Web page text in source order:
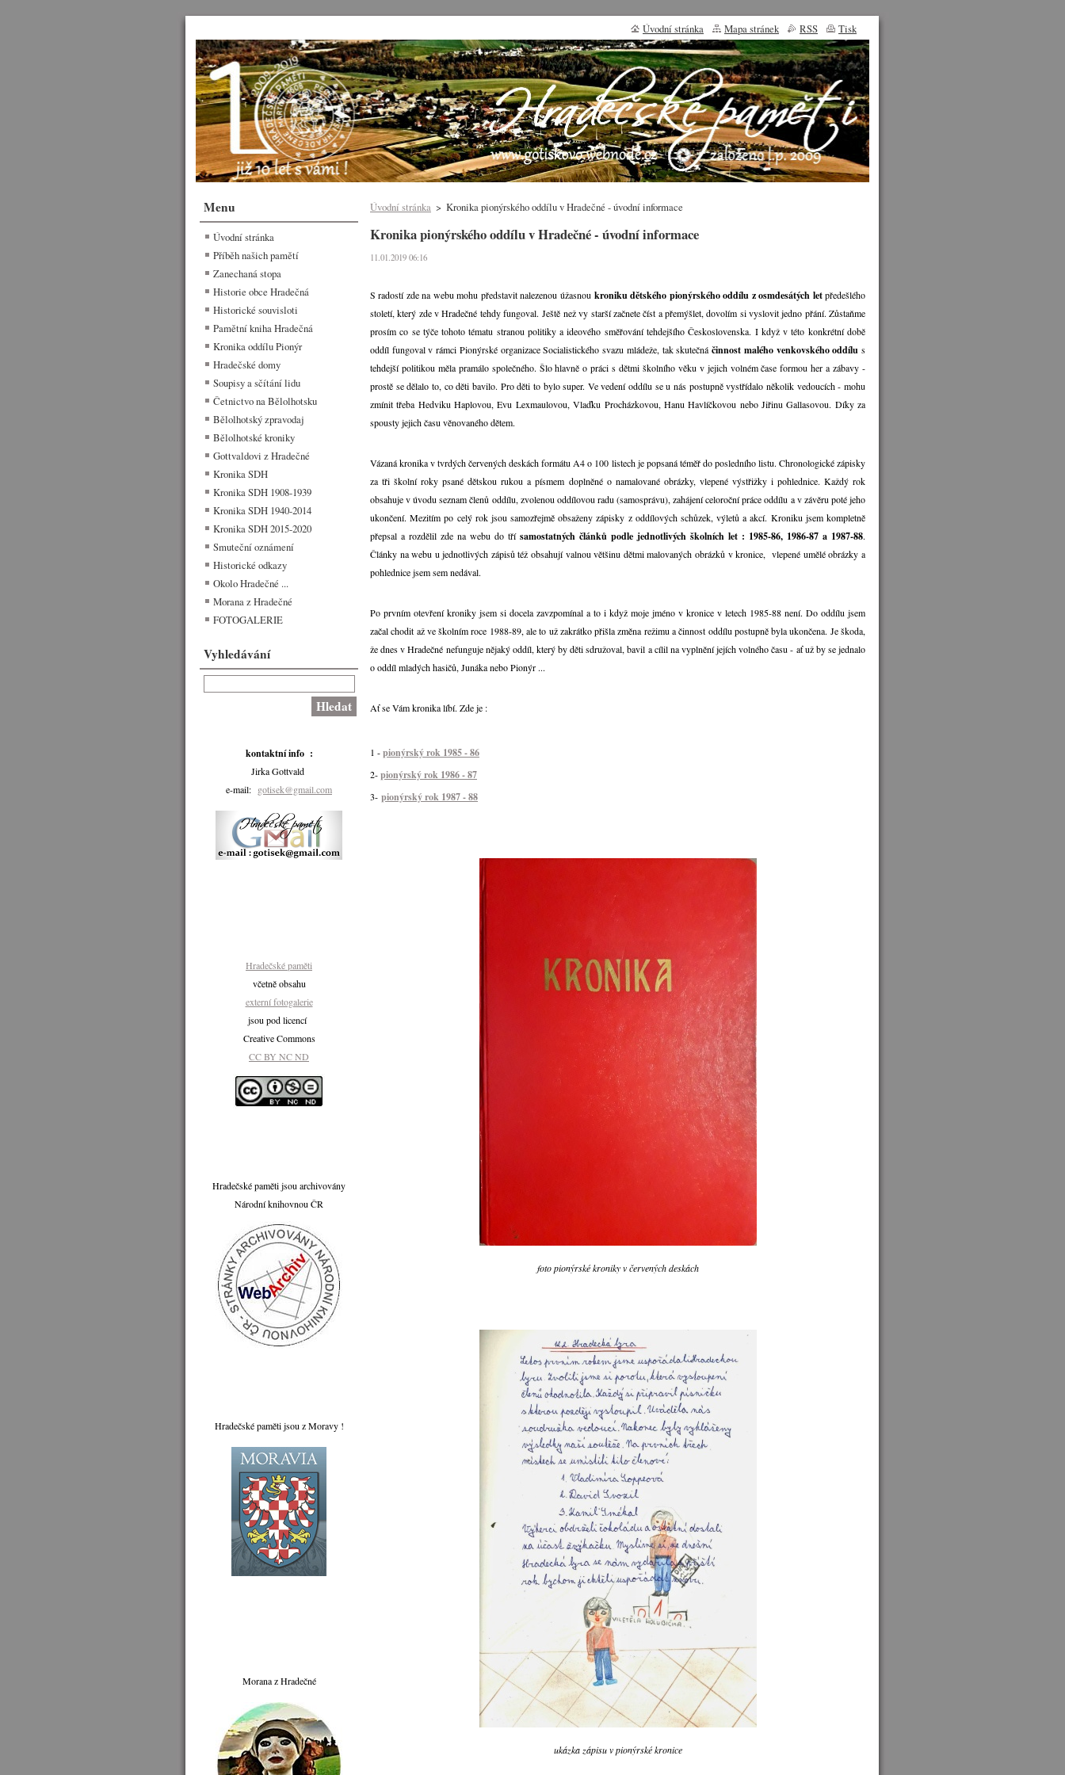
Úvodní stránka > Kronika pionýrského oddílu v Hradečné - úvodní informace
Kronika pionýrského oddílu v Hradečné - úvodní informace
11.01.2019 06:16
S radostí zde na webu mohu představit nalezenou úžasnou kroniku dětského pionýrského oddílu z osmdesátých letpředešlého
století, který zde v Hradečné tehdy fungoval. Ještě než vy starší začnete číst a přemýšlet, dovolím si vyslovit jedno přání. Zůstaňme
prosím co se týče tohoto tématu stranou politiky a ideového směřování tehdejšího Československa. I když v této konkrétní době
oddíl fungoval v rámci Pionýrské organizace Socialistického svazu mládeže, tak skutečnáčinnost malého venkovského oddílu s
tehdejší politikou měla pramálo společného. Šlo hlavně o práci s dětmi školního věku v jejich volném čase formou her a zábavy -
prostě se dělalo to, co děti bavilo. Pro děti to bylo super. Ve vedení oddílu se u nás postupně vystřídalo několik vedoucích - mohu
zmínit třeba Hedviku Haplovou, Evu Lexmaulovou, Vlaďku Procházkovou, Hanu Havlíčkovou nebo Jiřinu Gallasovou. Díky za
spousty jejich času věnovaného dětem.
Vázaná kronika v tvrdých červených deskách formátu A4 o 100 listech je popsaná téměř do posledního listu. Chronologické zápisky
za tři školní roky psané dětskou rukou a písmem doplněné o namalované obrázky, vlepené výstřižky i pohlednice. Každý rok
obsahuje v úvodu seznam členů oddílu, zvolenou oddílovou radu (samosprávu), zahájení celoroční práce oddílu a v závěru poté jeho
ukončení. Mezitím po celý rok jsou samozřejmě obsaženy zápisky z oddílových schůzek, výletů a akcí. Kroniku jsem kompletně
přepsal a rozdělil zde na webu do tří samostatných článků podle jednotlivých školních let : 1985-86, 1986-87 a 1987-88.
Články na webu u jednotlivých zápisů též obsahují valnou většinu dětmi malovaných obrázků v kronice, vlepené umělé obrázky a
pohlednice jsem sem nedával.
Po prvním otevření kroniky jsem si docela zavzpomínal a to i když moje jméno v kronice v letech 1985-88 není. Do oddílu jsem
začal chodit až ve školním roce 1988-89, ale to už zakrátko přišla změna režimu a činnost oddílu postupně byla ukončena. Je škoda,
že dnes v Hradečné nefunguje nějaký oddíl, který by děti sdružoval, bavil a cílil na vyplnění jejích volného času - ať už by se jednalo
o oddíl mladých hasičů, Junáka nebo Pionýr ...
Ať se Vám kronika líbí. Zde je :
1 -pionýrský rok 1985 - 86
2-pionýrský rok 1986 - 87
3- pionýrský rok 1987 - 88
foto pionýrské kroniky v červených deskách
ukázka zápisu v pionýrské kronice
Menu
Úvodní stránka
Příběh našich pamětí
Zanechaná stopa
Historie obce Hradečná
Historické souvisloti
Pamětní kniha Hradečná
Kronika oddílu Pionýr
Hradečské domy
Soupisy a sčítání lidu
Četnictvo na Bělolhotsku
Bělolhotský zpravodaj
Bělolhotské kroniky
Gottvaldovi z Hradečné
Kronika SDH
Kronika SDH 1908-1939
Kronika SDH 1940-2014
Kronika SDH 2015-2020
Smuteční oznámení
Historické odkazy
Okolo Hradečné ...
Morana z Hradečné
FOTOGALERIE
Vyhledávání
kontaktní info :
Jirka Gottvald
e-mail: gotisek@gmail.com
Hradečské paměti
včetně obsahu
externí fotogalerie
jsou pod licencí
Creative Commons
CC BY NC ND
Hradečské paměti jsou archivovány
Národní knihovnou ČR
Hradečské paměti jsou z Moravy !
Morana z Hradečné
Úvodní stránka Mapa stránek RSS Tisk